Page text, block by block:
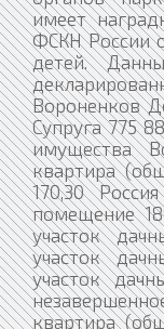
имеет
ФСКН России
детей.
Вороненков
Супруга 775
имущества
квартира
170,30
помещение
участок
участок
участок
квартира